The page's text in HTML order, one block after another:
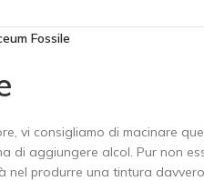
Fossile
vi consigliamo di macinare
di aggiungere alcol. Pur non
nel produrre una tintura